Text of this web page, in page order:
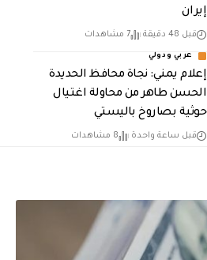
إيران
قبل 48 دقيقة 7 مشاهدات
عربي ودولي
إعلام يمني: نجاة محافظ الحديدة
الحسن طاهر من محاولة اغتيال
حوثية بصاروخ باليستي
قبل ساعة واحدة 8 مشاهدات